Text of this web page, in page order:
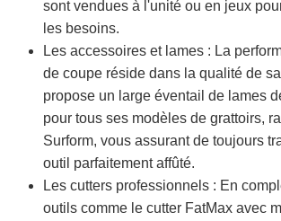
sont vendues à l'unité ou en jeux
les besoins.
Les accessoires et lames : La
de coupe réside dans la qualité de
propose un large éventail de lames
pour tous ses modèles de grattoirs,
Surform, vous assurant de toujours
outil parfaitement affûté.
Les cutters professionnels : En
outils comme le cutter FatMax avec